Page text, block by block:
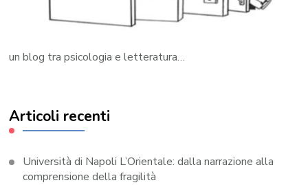
un blog tra psicologia e letteratura…
Articoli recenti
Università di Napoli L’Orientale: dalla narrazione alla
comprensione della fragilità